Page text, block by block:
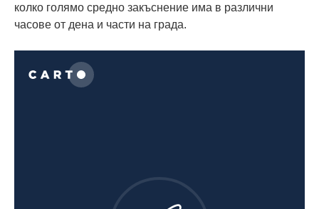
колко голямо средно закъснение има в различни
часове от дена и части на града.